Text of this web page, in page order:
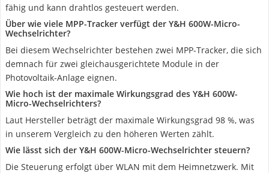
fähig und kann drahtlos gesteuert werden.
Über wie viele MPP-Tracker verfügt der Y&H 600W-Micro-
Wechselrichter?
Bei diesem Wechselrichter bestehen zwei MPP-Tracker, die sich
demnach für zwei gleichausgerichtete Module in der
Photovoltaik-Anlage eignen.
Wie hoch ist der maximale Wirkungsgrad des Y&H 600W-
Micro-Wechselrichters?
Laut Hersteller beträgt der maximale Wirkungsgrad 98 %, was
in unserem Vergleich zu den höheren Werten zählt.
Wie lässt sich der Y&H 600W-Micro-Wechselrichter steuern?
Die Steuerung erfolgt über WLAN mit dem Heimnetzwerk. Mit